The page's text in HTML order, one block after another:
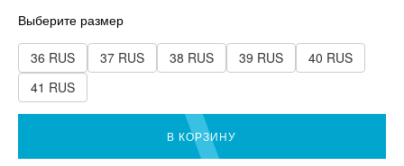
Выберите размер
36 RUS 37 RUS 38 RUS 39 RUS
40 RUS
41 RUS
В КОРЗИНУ